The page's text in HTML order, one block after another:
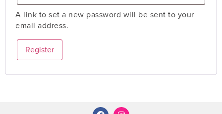
A link to set a new password will be sent to your
email address.
Register